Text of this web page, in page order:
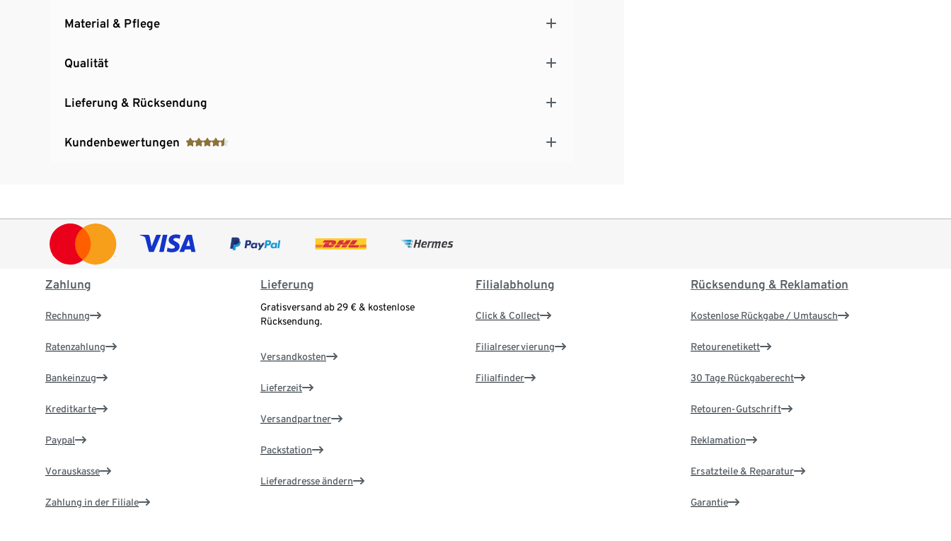
Material & Pflege
Qualität
Lieferung & Rücksendung
Kundenbewertungen
Zahlung
Rechnung
Ratenzahlung
Bankeinzug
Kreditkarte
Paypal
Vorauskasse
Zahlung in der Filiale
Lieferung
Gratisversand ab 29 € & kostenlose
Rücksendung.
Versandkosten
Lieferzeit
Versandpartner
Packstation
Lieferadresse ändern
Filialabholung
Click & Collect
Filialreservierung
Filialfinder
Rücksendung & Reklamation
Kostenlose Rückgabe / Umtausch
Retourenetikett
30 Tage Rückgaberecht
Retouren-Gutschrift
Reklamation
Ersatzteile & Reparatur
Garantie